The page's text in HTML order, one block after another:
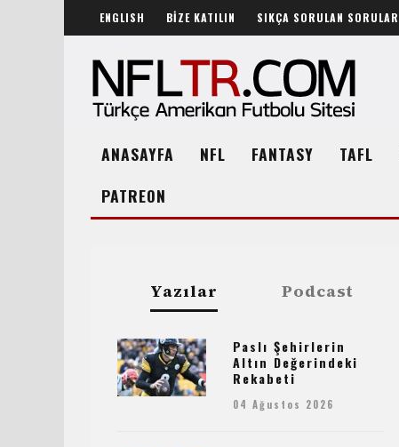
ENGLISH BİZE KATILIN SIKÇA SORULAN SORULAR
ANASAYFA NFL FANTASY TAFL
PATREON
Yazılar Podcast
Paslı Şehirlerin
Altın Değerindeki
Rekabeti
04 Ağustos 2026